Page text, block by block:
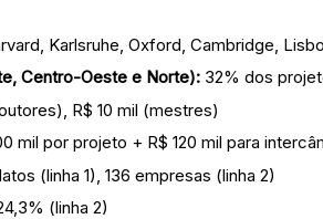
Karlsruhe, Oxford, Cambridge,
Centro-Oeste e Norte): 32% dos
R$ 10 mil (mestres)
mil por projeto + R$ 120 mil para
(linha 1), 136 empresas (linha 2)
(linha 2)